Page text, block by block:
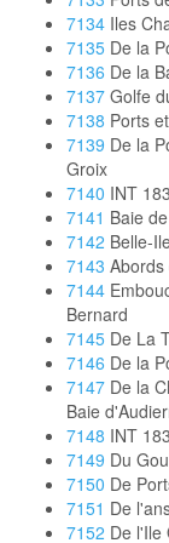
7134 Iles
7135 De la
7136 De la
7137 Golfe
7138 Ports
7139 De la
Groix
7140 INT
7141 Baie
7142 Belle-
7143
7144
Bernard
7145 De La
7146 De la
7147 De la
Baie
7148 INT
7149 Du
7150 De
7151 De
7152 De l'Ile